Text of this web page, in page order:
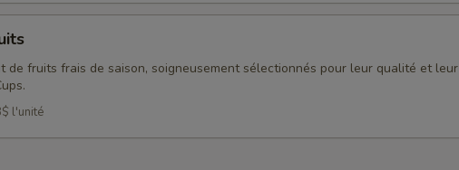
de fruits frais de saison, soigneusement sélectionnés pour leur qualité et leur
l'unité